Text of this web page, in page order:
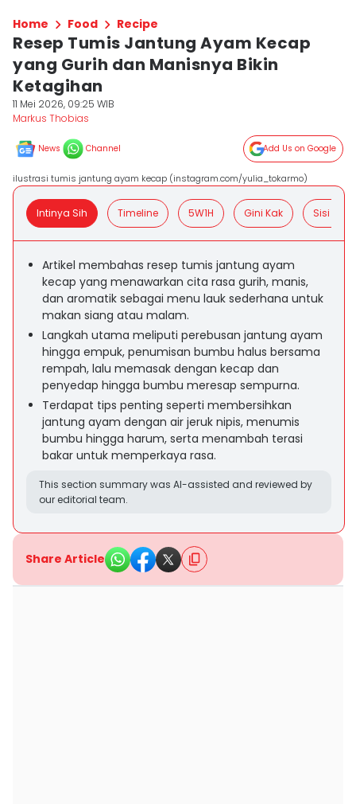
Home Food Recipe
Resep Tumis Jantung Ayam Kecap
yang Gurih dan Manisnya Bikin
Ketagihan
11 Mei 2026, 09:25 WIB
Markus Thobias
News Channel Add Us on Google
ilustrasi tumis jantung ayam kecap (instagram.com/yulia_tokarmo)
Intinya Sih Timeline 5W1H Gini Kak Sisi
Artikel membahas resep tumis jantung ayam
kecap yang menawarkan cita rasa gurih, manis,
dan aromatik sebagai menu lauk sederhana untuk
makan siang atau malam.
Langkah utama meliputi perebusan jantung ayam
hingga empuk, penumisan bumbu halus bersama
rempah, lalu memasak dengan kecap dan
penyedap hingga bumbu meresap sempurna.
Terdapat tips penting seperti membersihkan
jantung ayam dengan air jeruk nipis, menumis
bumbu hingga harum, serta menambah terasi
bakar untuk memperkaya rasa.
This section summary was AI-assisted and reviewed by
our editorial team.
Share Article